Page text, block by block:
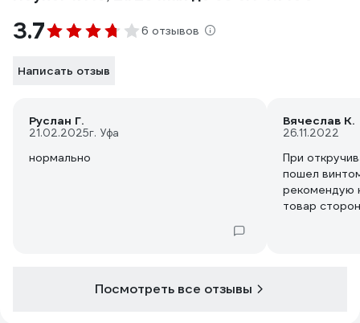
3.7 6 отзывов
Написать отзыв
Руслан Г.
21.02.2025г. Уфа
нормально
Вячеслав К.
26.11.2022
При
пошел
рекомендую
товар
Посмотреть все отзывы